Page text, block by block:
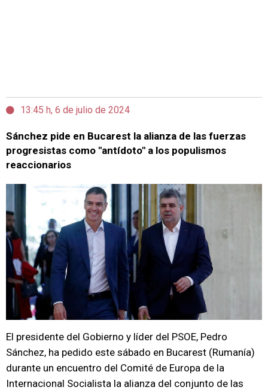
13:45 h, 6 de julio de 2024
Sánchez pide en Bucarest la alianza de las fuerzas
progresistas como "antídoto" a los populismos
reaccionarios
El presidente del Gobierno y líder del PSOE, Pedro
Sánchez, ha pedido este sábado en Bucarest (Rumanía)
durante un encuentro del Comité de Europa de la
Internacional Socialista la alianza del conjunto de las